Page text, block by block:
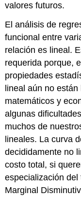
valores futuros.
El análisis de
funcional entre
relación es lineal.
requerida porque,
propiedades
lineal aún no
matemáticos y
algunas
muchos de
lineales. La curva
decididamente no
costo total, si
especialización
Marginal